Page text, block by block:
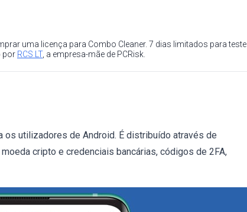
uma licença para Combo Cleaner. 7 dias limitados para teste
por RCS LT, a empresa-mãe de PCRisk.
os utilizadores de Android. É distribuído através de
cripto e credenciais bancárias, códigos de 2FA,